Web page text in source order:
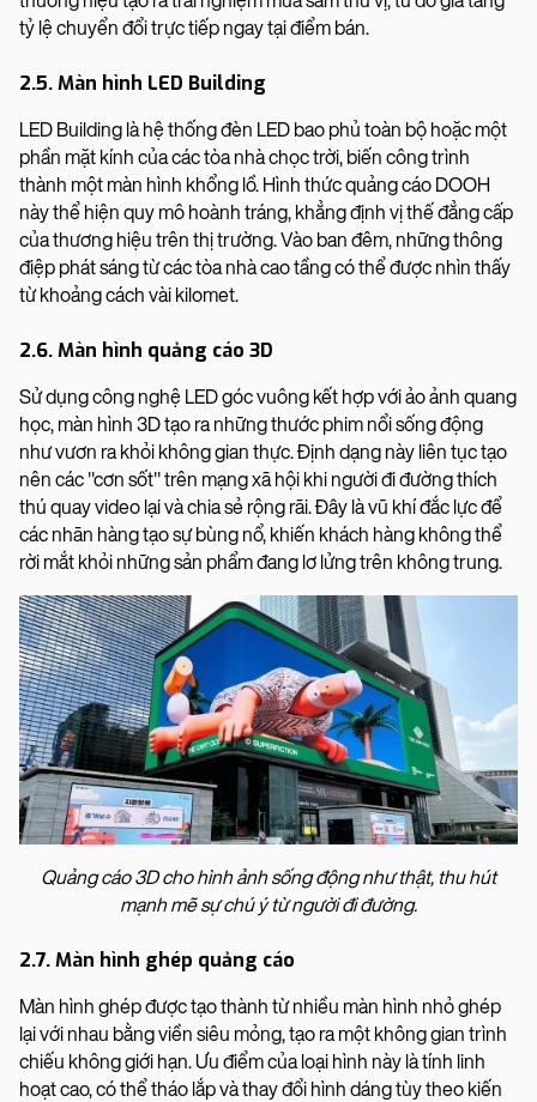
tỷ lệ chuyển đổi trực tiếp ngay tại điểm bán.
2.5. Màn hình LED Building
LED Building là hệ thống đèn LED bao phủ toàn bộ hoặc một
phần mặt kính của các tòa nhà chọc trời, biến công trình
thành một màn hình khổng lồ. Hình thức quảng cáo DOOH
này thể hiện quy mô hoành tráng, khẳng định vị thế đẳng cấp
của thương hiệu trên thị trường. Vào ban đêm, những thông
điệp phát sáng từ các tòa nhà cao tầng có thể được nhìn thấy
từ khoảng cách vài kilomet.
2.6. Màn hình quảng cáo 3D
Sử dụng công nghệ LED góc vuông kết hợp với ảo ảnh quang
học, màn hình 3D tạo ra những thước phim nổi sống động
như vươn ra khỏi không gian thực. Định dạng này liên tục tạo
nên các "cơn sốt" trên mạng xã hội khi người đi đường thích
thú quay video lại và chia sẻ rộng rãi. Đây là vũ khí đắc lực để
các nhãn hàng tạo sự bùng nổ, khiến khách hàng không thể
rời mắt khỏi những sản phẩm đang lơ lửng trên không trung.
Quảng cáo 3D cho hình ảnh sống động như thật, thu hút
mạnh mẽ sự chú ý từ người đi đường.
2.7. Màn hình ghép quảng cáo
Màn hình ghép được tạo thành từ nhiều màn hình nhỏ ghép
lại với nhau bằng viền siêu mỏng, tạo ra một không gian trình
chiếu không giới hạn. Ưu điểm của loại hình này là tính linh
hoạt cao, có thể tháo lắp và thay đổi hình dáng tùy theo kiến